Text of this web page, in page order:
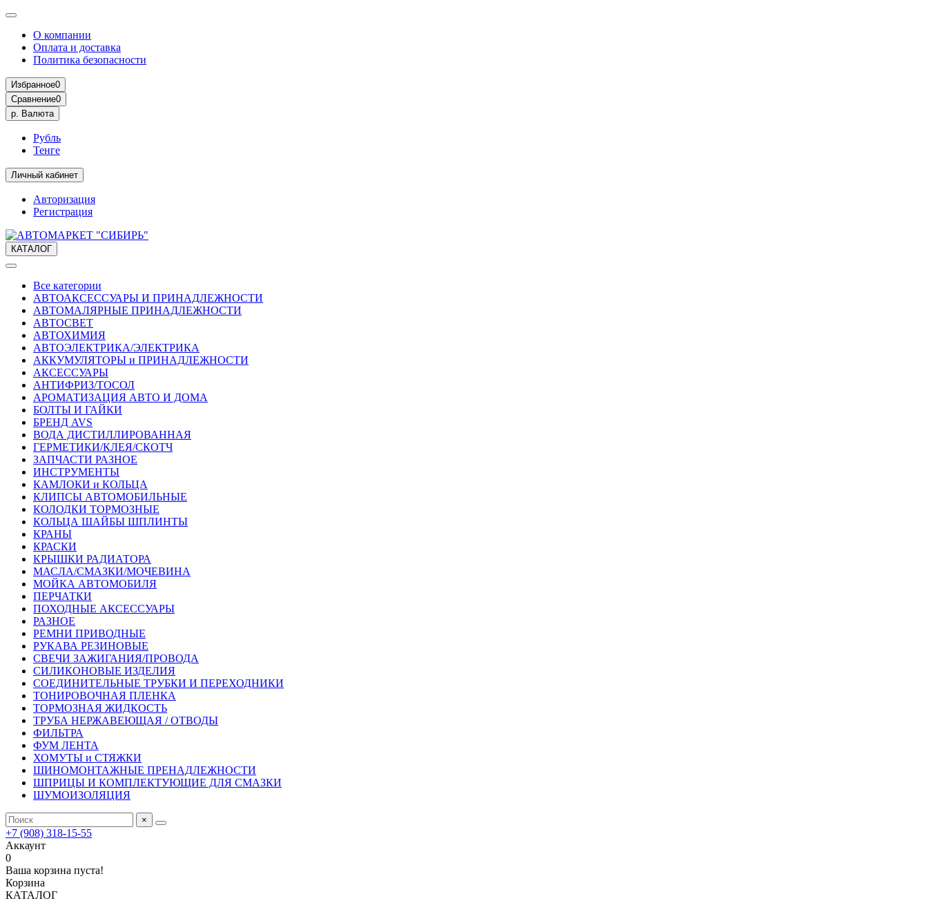
О компании
Оплата и доставка
Политика безопасности
Избранное0
Сравнение0
р. Валюта
Рубль
Тенге
Личный кабинет
Авторизация
Регистрация
КАТАЛОГ
Все категории
АВТОАКСЕССУАРЫ И ПРИНАДЛЕЖНОСТИ
АВТОМАЛЯРНЫЕ ПРИНАДЛЕЖНОСТИ
АВТОСВЕТ
АВТОХИМИЯ
АВТОЭЛЕКТРИКА/ЭЛЕКТРИКА
АККУМУЛЯТОРЫ и ПРИНАДЛЕЖНОСТИ
АКСЕССУАРЫ
АНТИФРИЗ/ТОСОЛ
АРОМАТИЗАЦИЯ АВТО И ДОМА
БОЛТЫ И ГАЙКИ
БРЕНД AVS
ВОДА ДИСТИЛЛИРОВАННАЯ
ГЕРМЕТИКИ/КЛЕЯ/СКОТЧ
ЗАПЧАСТИ РАЗНОЕ
ИНСТРУМЕНТЫ
КАМЛОКИ и КОЛЬЦА
КЛИПСЫ АВТОМОБИЛЬНЫЕ
КОЛОДКИ ТОРМОЗНЫЕ
КОЛЬЦА ШАЙБЫ ШПЛИНТЫ
КРАНЫ
КРАСКИ
КРЫШКИ РАДИАТОРА
МАСЛА/СМАЗКИ/МОЧЕВИНА
МОЙКА АВТОМОБИЛЯ
ПЕРЧАТКИ
ПОХОДНЫЕ АКСЕССУАРЫ
РАЗНОЕ
РЕМНИ ПРИВОДНЫЕ
РУКАВА РЕЗИНОВЫЕ
СВЕЧИ ЗАЖИГАНИЯ/ПРОВОДА
СИЛИКОНОВЫЕ ИЗДЕЛИЯ
СОЕДИНИТЕЛЬНЫЕ ТРУБКИ И ПЕРЕХОДНИКИ
ТОНИРОВОЧНАЯ ПЛЕНКА
ТОРМОЗНАЯ ЖИДКОСТЬ
ТРУБА НЕРЖАВЕЮЩАЯ / ОТВОДЫ
ФИЛЬТРА
ФУМ ЛЕНТА
ХОМУТЫ и СТЯЖКИ
ШИНОМОНТАЖНЫЕ ПРЕНАДЛЕЖНОСТИ
ШПРИЦЫ И КОМПЛЕКТУЮЩИЕ ДЛЯ СМАЗКИ
ШУМОИЗОЛЯЦИЯ
×
+7 (908) 318-15-55
Аккаунт
0
Ваша корзина пуста!
Корзина
КАТАЛОГ